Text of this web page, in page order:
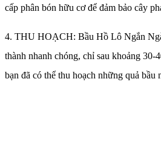
cấp phân bón hữu cơ để đảm bảo cây
4. THU HOẠCH: Bầu Hồ Lô Ngắn
thành nhanh chóng, chỉ sau khoảng 30-
bạn đã có thể thu hoạch những quả bầu